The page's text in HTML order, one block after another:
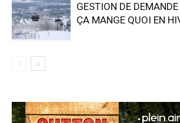
GESTION DE
ÇA MANGE QUOI EN